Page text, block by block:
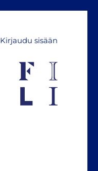
Kirjaudu sisään